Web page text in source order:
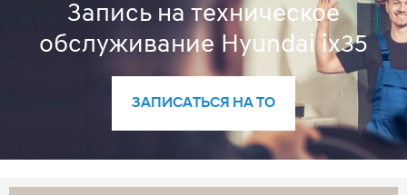
Запись на техническое
обслуживание Hyundai ix35
ЗАПИСАТЬСЯ НА ТО